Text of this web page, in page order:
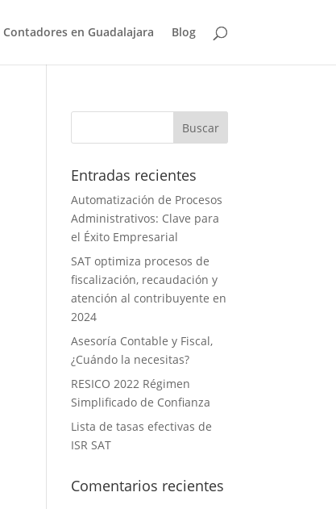
Contadores en Guadalajara Blog
Entradas recientes
Automatización de Procesos
Administrativos: Clave para
el Éxito Empresarial
SAT optimiza procesos de
fiscalización, recaudación y
atención al contribuyente en
2024
Asesoría Contable y Fiscal,
¿Cuándo la necesitas?
RESICO 2022 Régimen
Simplificado de Confianza
Lista de tasas efectivas de
ISR SAT
Comentarios recientes